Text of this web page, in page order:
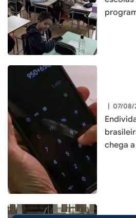
| 07/08/
chega